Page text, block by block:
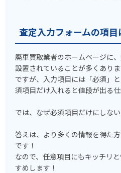
査定入力フォームの項目
廃車買取業者のホームページに
設置されていることが多くあり
ですが、入力項目には「必須」
須項目だけ入れると値段が出る仕
では、なぜ必須項目だけにしない
答えは、より多くの情報を得た
です！
なので、任意項目にもキッチリ
すめします！